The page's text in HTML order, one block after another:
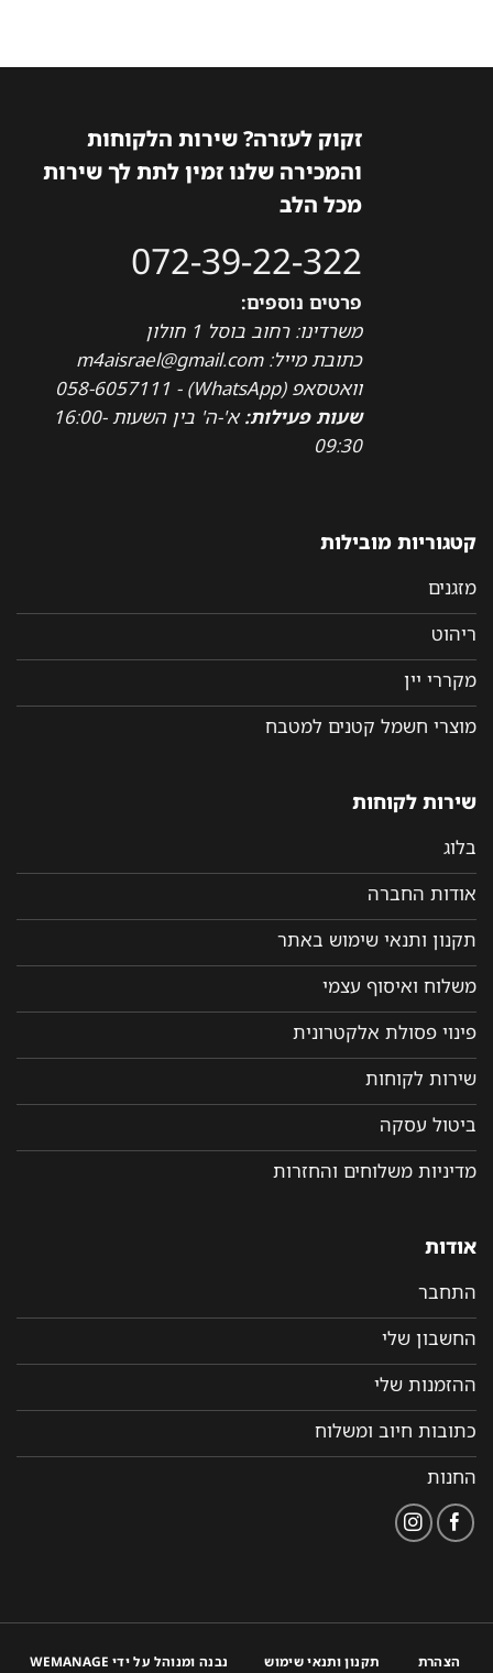
זקוק לעזרה? שירות הלקוחות
והמכירה שלנו זמין לתת לך שירות
מכל הלב
072-39-22-322
פרטים נוספים:
משרדינו: רחוב בוסל 1 חולון
כתובת מייל: m4aisrael@gmail.com
וואטסאפ (WhatsApp) - 058-6057111
שעות פעילות:
א'-ה' בין השעות 16:00-
09:30
קטגוריות מובילות
מזגנים
ריהוט
מקררי יין
מוצרי חשמל קטנים למטבח
שירות לקוחות
בלוג
אודות החברה
תקנון ותנאי שימוש באתר
משלוח ואיסוף עצמי
פינוי פסולת אלקטרונית
שירות לקוחות
ביטול עסקה
מדיניות משלוחים והחזרות
אודות
התחבר
החשבון שלי
ההזמנות שלי
כתובות חיוב ומשלוח
החנות
הצהרת
תקנון ותנאי שימוש
נבנה ומנוהל על ידי WEMANAGE